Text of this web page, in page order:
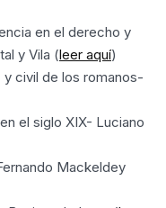
en el derecho y
y Vila (leer aquí)
civil de los romanos-
el siglo XIX- Luciano
Mackeldey